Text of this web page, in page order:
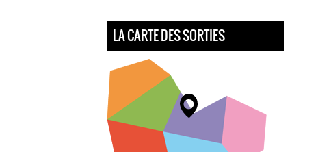
LA CARTE DES SORTIES